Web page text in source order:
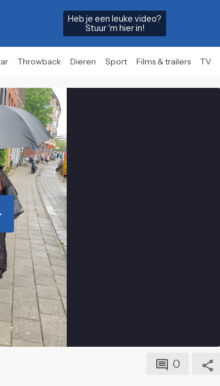
Heb je een leuke video?
Stuur 'm hier in!
Throwback Dieren Sport Films & trailers TV
0